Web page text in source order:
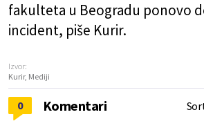
fakulteta u Beogradu ponovo
incident, piše Kurir.
Izvor:
Kurir, Mediji
0 Komentari